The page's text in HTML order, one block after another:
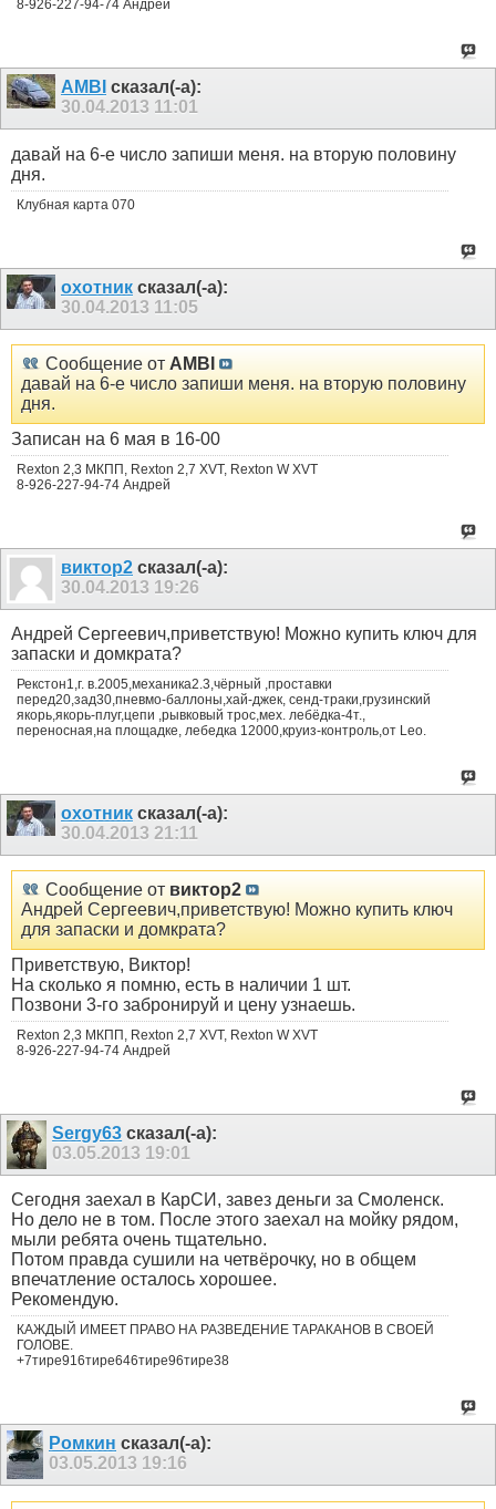
8-926-227-94-74 Андрей
AMBI сказал(-а):
30.04.2013 11:01
давай на 6-е число запиши меня. на вторую половину
дня.
Клубная карта 070
охотник сказал(-а):
30.04.2013 11:05
Сообщение от AMBI
давай на 6-е число запиши меня. на вторую половину
дня.
Записан на 6 мая в 16-00
Rexton 2,3 МКПП, Rexton 2,7 XVT, Rexton W XVT
8-926-227-94-74 Андрей
виктор2 сказал(-а):
30.04.2013 19:26
Андрей Сергеевич,приветствую! Можно купить ключ для
запаски и домкрата?
Рекстон1,г. в.2005,механика2.3,чёрный ,проставки
перед20,зад30,пневмо-баллоны,хай-джек, сенд-траки,грузинский
якорь,якорь-плуг,цепи ,рывковый трос,мех. лебёдка-4т.,
переносная,на площадке, лебедка 12000,круиз-контроль,от Leo.
охотник сказал(-а):
30.04.2013 21:11
Сообщение от виктор2
Андрей Сергеевич,приветствую! Можно купить ключ
для запаски и домкрата?
Приветствую, Виктор!
На сколько я помню, есть в наличии 1 шт.
Позвони 3-го забронируй и цену узнаешь.
Rexton 2,3 МКПП, Rexton 2,7 XVT, Rexton W XVT
8-926-227-94-74 Андрей
Sergy63 сказал(-а):
03.05.2013 19:01
Сегодня заехал в КарСИ, завез деньги за Смоленск.
Но дело не в том. После этого заехал на мойку рядом,
мыли ребята очень тщательно.
Потом правда сушили на четвёрочку, но в общем
впечатление осталось хорошее.
Рекомендую.
КАЖДЫЙ ИМЕЕТ ПРАВО НА РАЗВЕДЕНИЕ ТАРАКАНОВ В СВОЕЙ
ГОЛОВЕ.
+7тире916тире646тире96тире38
Ромкин сказал(-а):
03.05.2013 19:16